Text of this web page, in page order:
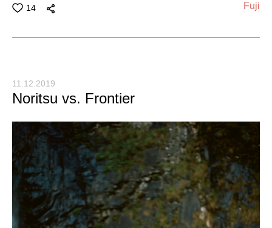
14 Fuji
11.12.2019
Noritsu vs. Frontier